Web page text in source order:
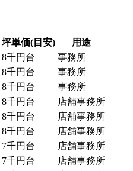
坪単価(目安)
用途
8千円台
事務所
8千円台
事務所
8千円台
事務所
8千円台
店舗事務所
8千円台
店舗事務所
8千円台
店舗事務所
7千円台
店舗事務所
7千円台
店舗事務所